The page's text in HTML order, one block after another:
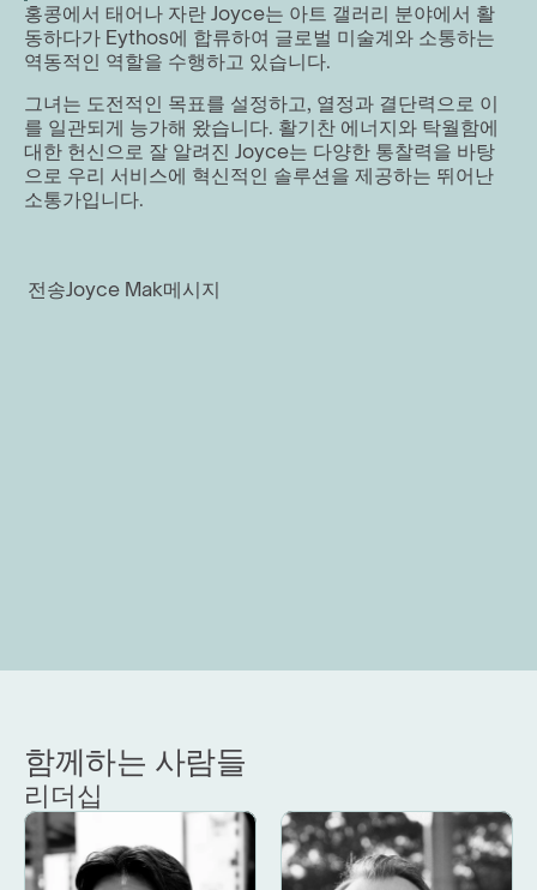
홍콩에서 태어나 자란 Joyce는 아트 갤러리 분야에서 활
동하다가 Eythos에 합류하여 글로벌 미술계와 소통하는
역동적인 역할을 수행하고 있습니다.
그녀는 도전적인 목표를 설정하고, 열정과 결단력으로 이
를 일관되게 능가해 왔습니다. 활기찬 에너지와 탁월함에
대한 헌신으로 잘 알려진 Joyce는 다양한 통찰력을 바탕
으로 우리 서비스에 혁신적인 솔루션을 제공하는 뛰어난
소통가입니다.
전송Joyce Mak메시지
함께하는 사람들
리더십